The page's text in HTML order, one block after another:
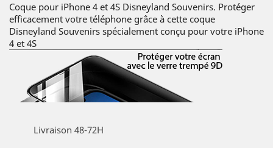
Coque pour iPhone 4 et 4S Disneyland Souvenirs. Protéger
efficacement votre téléphone grâce à cette coque
Disneyland Souvenirs spécialement conçu pour votre iPhone
4 et 4S
Livraison 48-72H